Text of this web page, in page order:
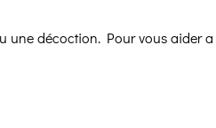
décoction. Pour vous aider